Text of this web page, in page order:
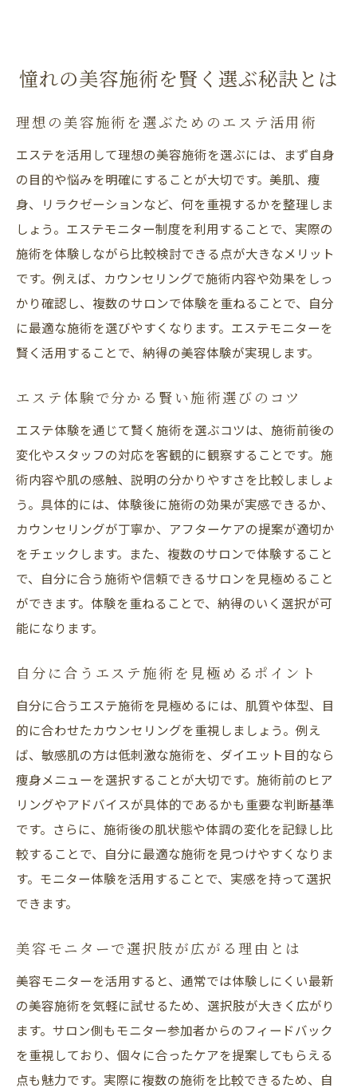
憧れの美容施術を賢く選ぶ秘訣とは
理想の美容施術を選ぶためのエステ活用術
エステを活用して理想の美容施術を選ぶには、まず自身
の目的や悩みを明確にすることが大切です。美肌、痩
身、リラクゼーションなど、何を重視するかを整理しま
しょう。エステモニター制度を利用することで、実際の
施術を体験しながら比較検討できる点が大きなメリット
です。例えば、カウンセリングで施術内容や効果をしっ
かり確認し、複数のサロンで体験を重ねることで、自分
に最適な施術を選びやすくなります。エステモニターを
賢く活用することで、納得の美容体験が実現します。
エステ体験で分かる賢い施術選びのコツ
エステ体験を通じて賢く施術を選ぶコツは、施術前後の
変化やスタッフの対応を客観的に観察することです。施
術内容や肌の感触、説明の分かりやすさを比較しましょ
う。具体的には、体験後に施術の効果が実感できるか、
カウンセリングが丁寧か、アフターケアの提案が適切か
をチェックします。また、複数のサロンで体験すること
で、自分に合う施術や信頼できるサロンを見極めること
ができます。体験を重ねることで、納得のいく選択が可
能になります。
自分に合うエステ施術を見極めるポイント
自分に合うエステ施術を見極めるには、肌質や体型、目
的に合わせたカウンセリングを重視しましょう。例え
ば、敏感肌の方は低刺激な施術を、ダイエット目的なら
痩身メニューを選択することが大切です。施術前のヒア
リングやアドバイスが具体的であるかも重要な判断基準
です。さらに、施術後の肌状態や体調の変化を記録し比
較することで、自分に最適な施術を見つけやすくなりま
す。モニター体験を活用することで、実感を持って選択
できます。
美容モニターで選択肢が広がる理由とは
美容モニターを活用すると、通常では体験しにくい最新
の美容施術を気軽に試せるため、選択肢が大きく広がり
ます。サロン側もモニター参加者からのフィードバック
を重視しており、個々に合ったケアを提案してもらえる
点も魅力です。実際に複数の施術を比較できるため、自